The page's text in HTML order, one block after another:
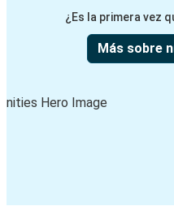
¿Es la primera vez
Más sobre